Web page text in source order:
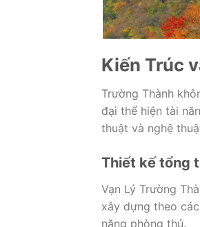
Kiến Trúc
Trường Thành
đại thể hiện tài
thuật và nghệ
Thiết kế tổng
Vạn Lý Trường
xây dựng theo
năng phòng thủ.